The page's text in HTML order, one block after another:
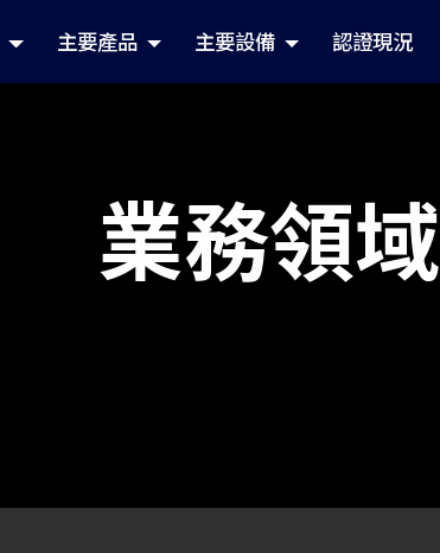
主要產品 主要設備 認證現況
業務領域